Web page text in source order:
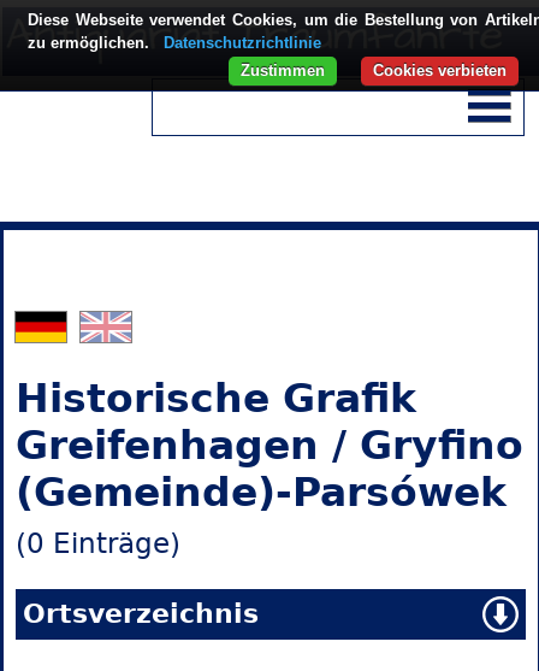
Historische Grafik
Greifenhagen / Gryfino
(Gemeinde)-Parsówek
(0 Einträge)
Ortsverzeichnis
Diese Webseite verwendet Cookies, um die Bestellung von
zu ermöglichen.
Datenschutzrichtlinie
Cookies verbieten
Zustimmen